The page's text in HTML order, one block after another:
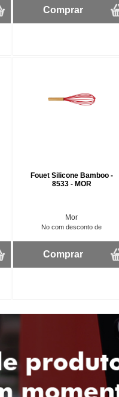
Comprar
Fouet Silicone Bamboo -
8533 - MOR
Mor
No com desconto de
Comprar